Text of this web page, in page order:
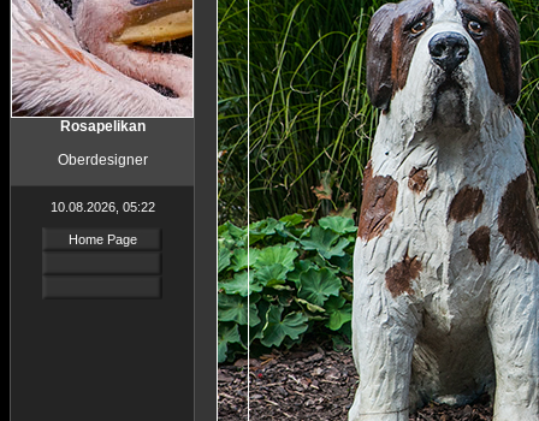
Rosapelikan
Oberdesigner
10.08.2026, 05:22
Home Page